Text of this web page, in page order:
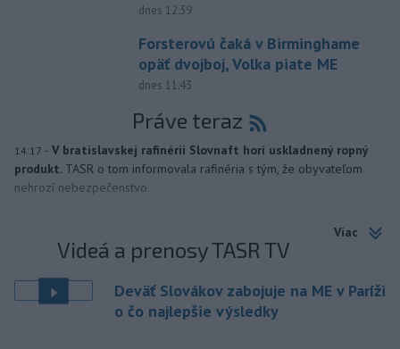
dnes 12:39
Forsterovú čaká v Birminghame
opäť dvojboj, Volka piate ME
dnes 11:43
Práve teraz
14:17 - V bratislavskej rafinérii Slovnaft horí uskladnený ropný
produkt. TASR o tom informovala rafinéria s tým, že obyvateľom
nehrozí nebezpečenstvo.
Viac
Videá a prenosy TASR TV
Deväť Slovákov zabojuje na ME v Paríži
o čo najlepšie výsledky